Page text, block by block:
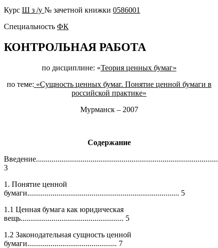
Курс Ш з /у № зачетной книжки 0586001
Специальность ФК
КОНТРОЛЬНАЯ РАБОТА
по дисциплине: «Теория ценных бумаг»
по теме: «Сущность ценных бумаг. Понятие ценной бумаги в
российской практике»
Мурманск – 2007
Содержание
3
1. Понятие ценной
бумаги.............................................................................. 5
1.1 Ценная бумага как юридическая
вещь..................................................... 5
1.2 Законодательная сущность ценной
бумаги.............................................. 7